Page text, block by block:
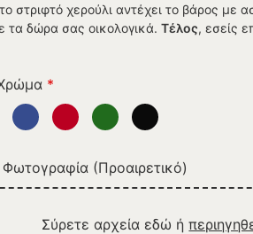
στριφτό χερούλι αντέχει το βάρος με
τα δώρα σας οικολογικά. Τέλος, εσείς
*
(Προαιρετικό)
Σύρετε αρχεία εδώ ή